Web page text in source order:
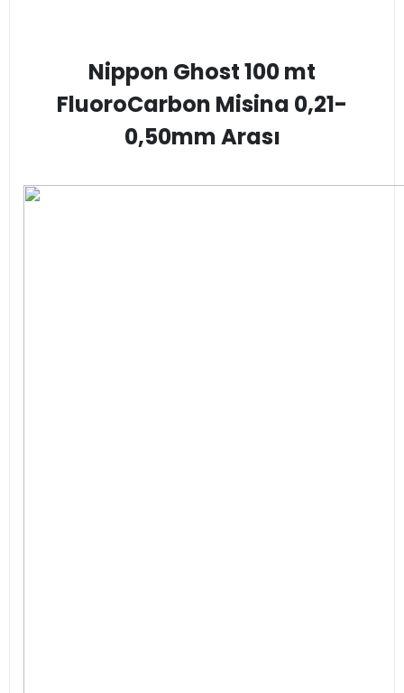
Nippon Ghost 100 mt
FluoroCarbon Misina 0,21-
0,50mm Arası